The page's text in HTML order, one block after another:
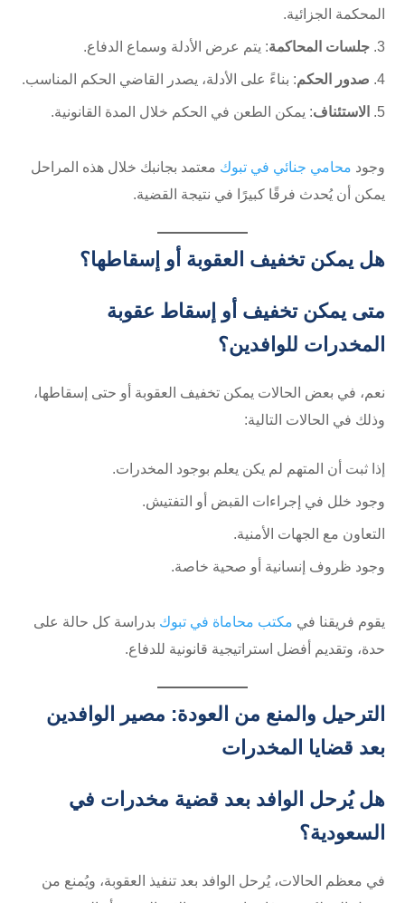
المحكمة الجزائية.
جلسات المحاكمة: يتم عرض الأدلة وسماع الدفاع.
صدور الحكم: بناءً على الأدلة، يصدر القاضي الحكم المناسب.
الاستئناف: يمكن الطعن في الحكم خلال المدة القانونية.
وجود محامي جنائي في تبوك معتمد بجانبك خلال هذه المراحل
يمكن أن يُحدث فرقًا كبيرًا في نتيجة القضية.
هل يمكن تخفيف العقوبة أو إسقاطها؟
متى يمكن تخفيف أو إسقاط عقوبة
المخدرات للوافدين؟
نعم، في بعض الحالات يمكن تخفيف العقوبة أو حتى إسقاطها،
وذلك في الحالات التالية:
إذا ثبت أن المتهم لم يكن يعلم بوجود المخدرات.
وجود خلل في إجراءات القبض أو التفتيش.
التعاون مع الجهات الأمنية.
وجود ظروف إنسانية أو صحية خاصة.
يقوم فريقنا في مكتب محاماة في تبوك بدراسة كل حالة على
حدة، وتقديم أفضل استراتيجية قانونية للدفاع.
الترحيل والمنع من العودة: مصير الوافدين
بعد قضايا المخدرات
هل يُرحل الوافد بعد قضية مخدرات في
السعودية؟
في معظم الحالات، يُرحل الوافد بعد تنفيذ العقوبة، ويُمنع من